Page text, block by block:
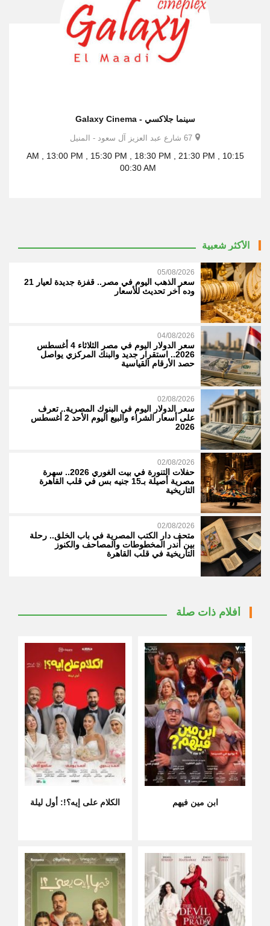
سينما جلاكسي - Galaxy Cinema
67 شارع عبد العزيز آل سعود - المنيل
10:15 AM , 13:00 PM , 15:30 PM , 18:30 PM , 21:30 PM ,
00:30 AM
الأكثر شعبية
05/08/2026
سعر الذهب اليوم في مصر.. قفزة جديدة لعيار 21
وده آخر تحديث للأسعار
04/08/2026
سعر الدولار اليوم في مصر الثلاثاء 4 أغسطس
2026.. استقرار جديد والبنك المركزي يواصل
حصد الأرقام القياسية
02/08/2026
سعر الدولار اليوم في البنوك المصرية.. تعرف
على أسعار الشراء والبيع اليوم الأحد 2 أغسطس
2026
02/08/2026
حفلات التنورة في بيت الغوري 2026.. سهرة
مصرية أصيلة بـ15 جنيه بس في قلب القاهرة
التاريخية
02/08/2026
متحف دار الكتب المصرية في باب الخلق.. رحلة
بين أندر المخطوطات والمصاحف والكنوز
التاريخية في قلب القاهرة
أفلام ذات صلة
ابن مين فيهم الكلام على إيه؟!: أول ليلة